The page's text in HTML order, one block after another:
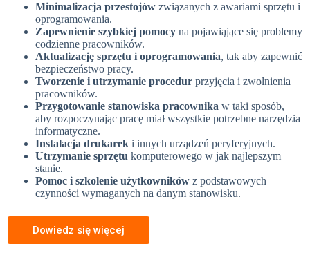
Minimalizacja przestojówzwiązanych z awariami sprzętu i
oprogramowania.
Zapewnienie szybkiej pomocyna pojawiąjące się problemy
codzienne pracowników.
Aktualizację sprzętu i oprogramowania, tak aby zapewnić
bezpieczeństwo pracy.
Tworzenie i utrzymanie procedurprzyjęcia i zwolnienia
pracowników.
Przygotowanie stanowiska pracownika w taki sposób,
aby rozpoczynając pracę miał wszystkie potrzebne narzędzia
informatyczne.
Instalacja drukareki innych urządzeń peryferyjnych.
Utrzymanie sprzętu komputerowego w jak najlepszym
stanie.
Pomoc i szkolenie użytkownikówz podstawowych
czynności wymaganych na danym stanowisku.
Dowiedz się więcej